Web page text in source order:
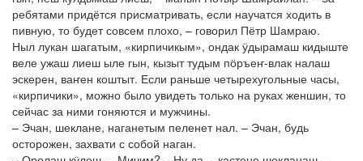
ребятами придётся присматривать, если научатся ходить в
пивную, то будет совсем плохо, – говорил Пётр Шамраю.
Ныл лукан шагатым, «кирпичикым», ондак ӱдырамаш кидыште
веле ужаш лиеш ыле гын, кызыт тудым пӧръеҥ-влак налаш
эскерен, ваҥен коштыт. Если раньше четырехугольные часы,
«кирпичики», можно было увидеть только на руках женшин, то
сейчас за ними гоняются и мужчины.
– Эчан, шеклане, наганетым пеленет нал. – Эчан, будь
осторожен, захвати с собой наган.